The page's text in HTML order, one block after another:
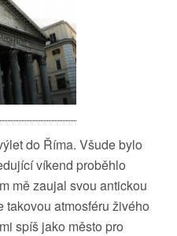
do Říma. Všude bylo
víkend proběhlo
mě zaujal svou antickou
takovou atmosféru živého
spíš jako město pro